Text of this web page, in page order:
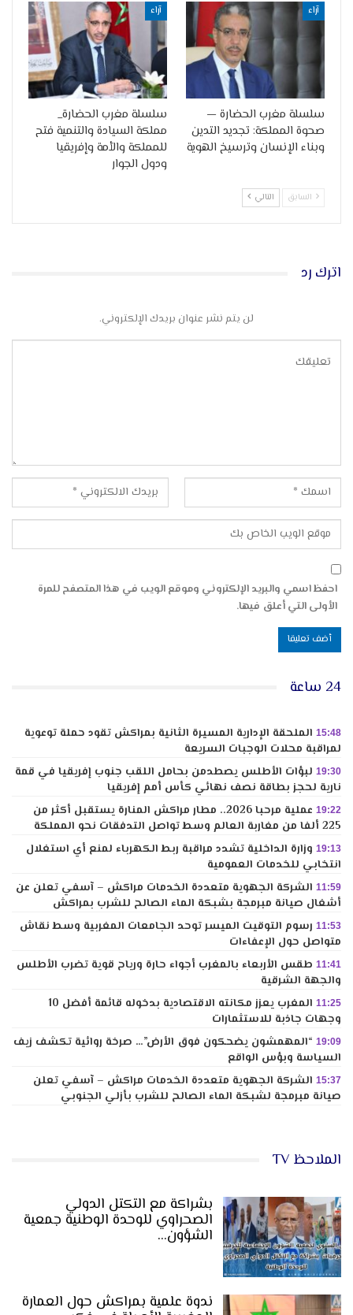
آراء
سلسلة مغرب الحضارة —
صحوة المملكة: تجديد التدين
وبناء الإنسان وترسيخ الهوية
آراء
سلسلة مغرب الحضارة_
مملكة السيادة والتنمية فتح
للمملكة والأمة وإفريقيا
ودول الجوار
السابق التالي
اترك رد
لن يتم نشر عنوان بريدك الإلكتروني.
احفظ اسمي والبريد الإلكتروني وموقع الويب في هذا المتصفح للمرة
الأولى التي أعلق فيها.
24 ساعة
15:48 الملحقة الإدارية المسيرة الثانية بمراكش تقود حملة توعوية
لمراقبة محلات الوجبات السريعة
19:30 لبؤات الأطلس يصطدمن بحامل اللقب جنوب إفريقيا في قمة
نارية لحجز بطاقة نصف نهائي كأس أمم إفريقيا
19:22
عملية مرحبا 2026.. مطار مراكش المنارة يستقبل أكثر من
225 ألفا من مغاربة العالم وسط تواصل التدفقات نحو المملكة
19:13 وزارة الداخلية تشدد مراقبة ربط الكهرباء لمنع أي استغلال
انتخابي للخدمات العمومية
11:59 الشركة الجهوية متعددة الخدمات مراكش – آسفي تعلن عن
أشغال صيانة مبرمجة بشبكة الماء الصالح للشرب بمراكش
11:53 رسوم التوقيت الميسر توحد الجامعات المغربية وسط نقاش
متواصل حول الإعفاءات
11:41 طقس الأربعاء بالمغرب أجواء حارة ورياح قوية تضرب الأطلس
والجهة الشرقية
11:25
المغرب يعزز مكانته الاقتصادية بدخوله قائمة أفضل 10
وجهات جاذبة للاستثمارات
19:09 “المهمشون يضحكون فوق الأرض”… صرخة روائية تكشف زيف
السياسة وبؤس الواقع
15:37 الشركة الجهوية متعددة الخدمات مراكش – آسفي تعلن
صيانة مبرمجة لشبكة الماء الصالح للشرب بأزلي الجنوبي
الملاحظ TV
بشراكة مع التكتل الدولي
الصحراوي للوحدة الوطنية جمعية
الشؤون…
ندوة علمية بمراكش حول العمارة